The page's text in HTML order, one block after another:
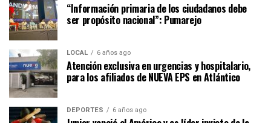
“Información primaria de los ciudadanos debe
ser propósito nacional”: Pumarejo
LOCAL 6 años ago
Atención exclusiva en urgencias y hospitalario,
para los afiliados de NUEVA EPS en Atlántico
DEPORTES 6 años ago